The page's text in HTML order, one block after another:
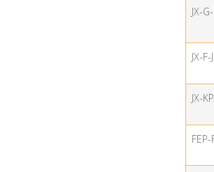
JX-
JX-F-
JX-
FEP-